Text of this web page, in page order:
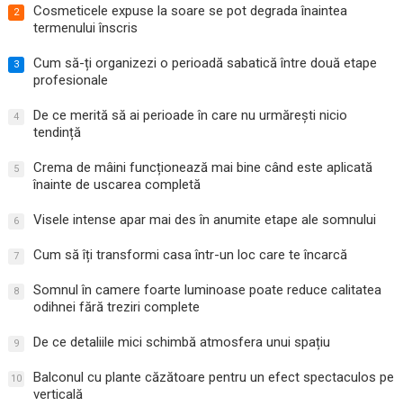
2
Cosmeticele expuse la soare se pot degrada înaintea
termenului înscris
3
Cum să-ți organizezi o perioadă sabatică între două etape
profesionale
4
De ce merită să ai perioade în care nu urmărești nicio
tendință
5
Crema de mâini funcționează mai bine când este aplicată
înainte de uscarea completă
6 Visele intense apar mai des în anumite etape ale somnului
7 Cum să îți transformi casa într-un loc care te încarcă
8
Somnul în camere foarte luminoase poate reduce calitatea
odihnei fără treziri complete
9 De ce detaliile mici schimbă atmosfera unui spațiu
10
Balconul cu plante căzătoare pentru un efect spectaculos pe
verticală